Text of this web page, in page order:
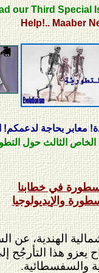
Special Issue
Maaber Needs
بحاجة لدعمكم! الرجاء
حول التطورية
في خطابنا
والإيديولوجيا
الهندية، عن
هذا التأرجُح
والسفسطائية.